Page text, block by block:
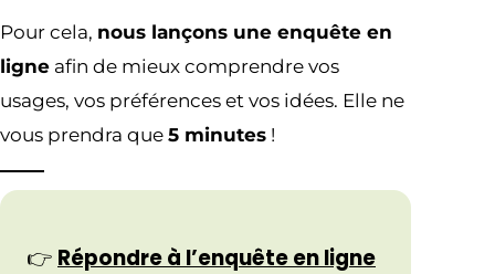
Pour cela, nous lançons une enquête en
ligne afin de mieux comprendre vos
usages, vos préférences et vos idées. Elle ne
vous prendra que 5 minutes !
👉 Répondre à l’enquête en ligne